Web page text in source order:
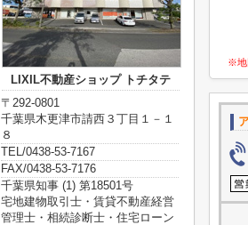
※地
LIXIL不動産ショップ トチタテ
〒292-0801
千葉県木更津市請西３丁目１－１
８
TEL/0438-53-7167
FAX/0438-53-7176
千葉県知事 (1) 第18501号
宅地建物取引士・賃貸不動産経営
管理士・相続診断士・住宅ローン